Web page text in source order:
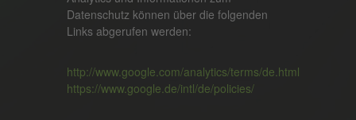
Datenschutz können über die folgenden
Links abgerufen werden:
http://www.google.com/analytics/terms/de.html
https://www.google.de/intl/de/policies/